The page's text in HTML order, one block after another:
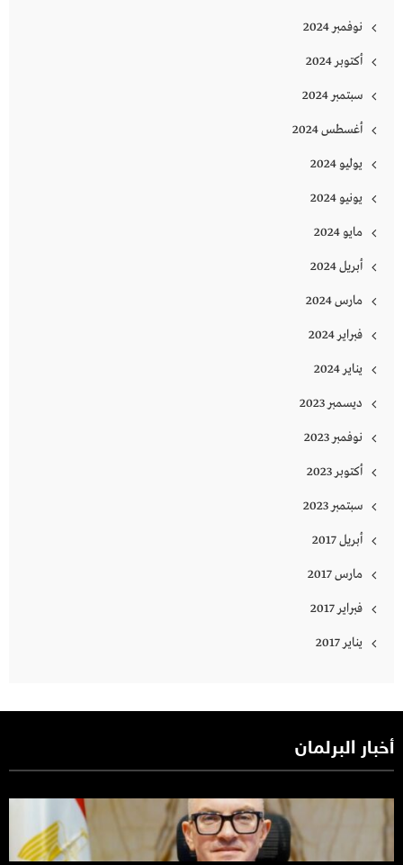
نوفمبر 2024
أكتوبر 2024
سبتمبر 2024
أغسطس 2024
يوليو 2024
يونيو 2024
مايو 2024
أبريل 2024
مارس 2024
فبراير 2024
يناير 2024
ديسمبر 2023
نوفمبر 2023
أكتوبر 2023
سبتمبر 2023
أبريل 2017
مارس 2017
فبراير 2017
يناير 2017
أخبار البرلمان